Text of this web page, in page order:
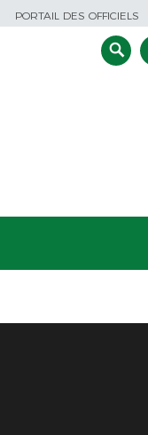
PORTAIL DES OFFICIELS